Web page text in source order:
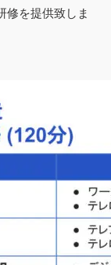
修を提供致しま